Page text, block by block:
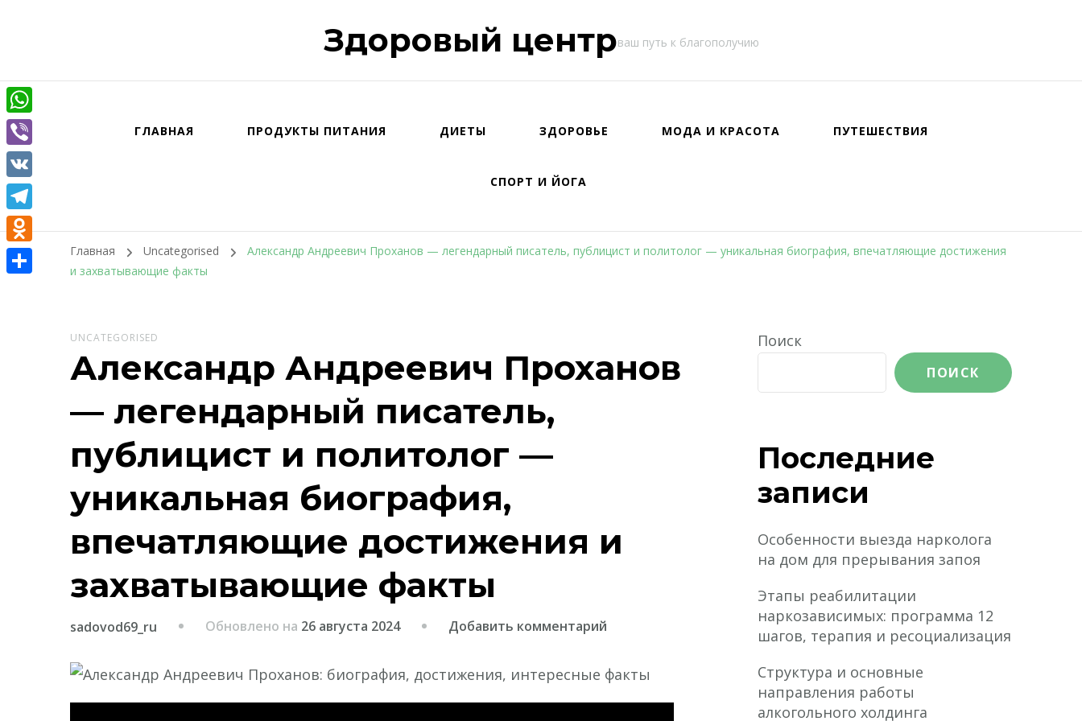
Здоровый центрваш путь к благополучию
ГЛАВНАЯ ПРОДУКТЫ ПИТАНИЯ ДИЕТЫ ЗДОРОВЬЕ МОДА И КРАСОТА ПУТЕШЕСТВИЯ
СПОРТ И ЙОГА
Главная Uncategorised
Александр Андреевич Проханов — легендарный писатель, публицист и политолог — уникальная биография, впечатляющие достижения
и захватывающие факты
UNCATEGORISED
Александр Андреевич Проханов
— легендарный писатель,
публицист и политолог —
уникальная биография,
впечатляющие достижения и
захватывающие факты
sadovod69_ru Обновлено на 26 августа 2024 Добавить комментарий
Александр
Поиск
ПОИСК
Последние
записи
Особенности выезда нарколога
на дом для прерывания запоя
Этапы реабилитации
наркозависимых: программа 12
шагов, терапия и ресоциализация
Структура и основные
направления работы
алкогольного холдинга
WhatsApp
Viber
VK
Telegram
Odnoklassniki